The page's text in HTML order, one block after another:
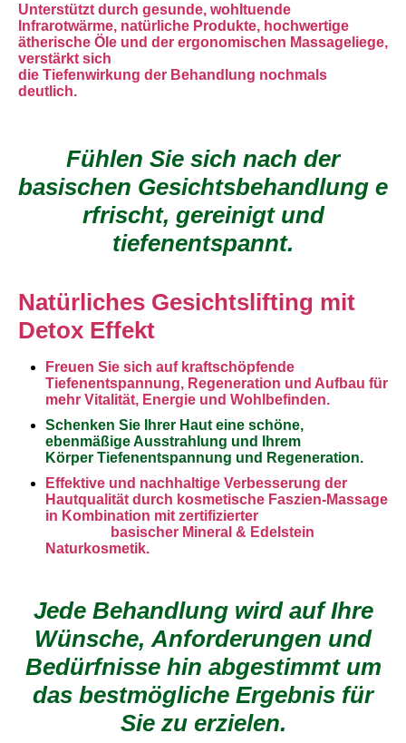
Unterstützt durch gesunde, wohltuende
Infrarotwärme, natürliche Produkte, hochwertige
ätherische Öle und der ergonomischen Massageliege,
verstärkt sich
die Tiefenwirkung der Behandlung nochmals
deutlich.
Fühlen Sie sich nach der
basischen Gesichtsbehandlung e
rfrischt, gereinigt und
tiefenentspannt.
Natürliches Gesichtslifting mit
Detox Effekt
Freuen Sie sich auf kraftschöpfende
Tiefenentspannung, Regeneration und Aufbau für
mehr Vitalität, Energie und Wohlbefinden.
Schenken Sie Ihrer Haut eine schöne,
ebenmäßige Ausstrahlung und Ihrem
Körper Tiefenentspannung und Regeneration.
Effektive und nachhaltige Verbesserung der
Hautqualität durch kosmetische Faszien-Massage
in Kombination mit zertifizierter
basischer Mineral & Edelstein
Naturkosmetik.
Jede Behandlung wird auf Ihre
Wünsche, Anforderungen und
Bedürfnisse hin abgestimmt um
das bestmögliche Ergebnis für
Sie zu erzielen.